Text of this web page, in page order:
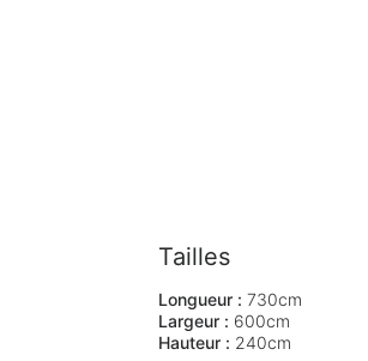
Obligatoire
Tailles
Longueur : 730cm
Largeur : 600cm
Hauteur : 240cm